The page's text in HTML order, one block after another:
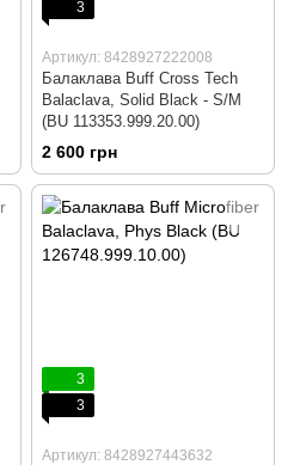
3
Артикул: 8428927222008
Балаклава Buff Cross Tech
Balaclava, Solid Black - S/M
(BU 113353.999.20.00)
2 600 грн
3
3
Артикул: 8428927443632